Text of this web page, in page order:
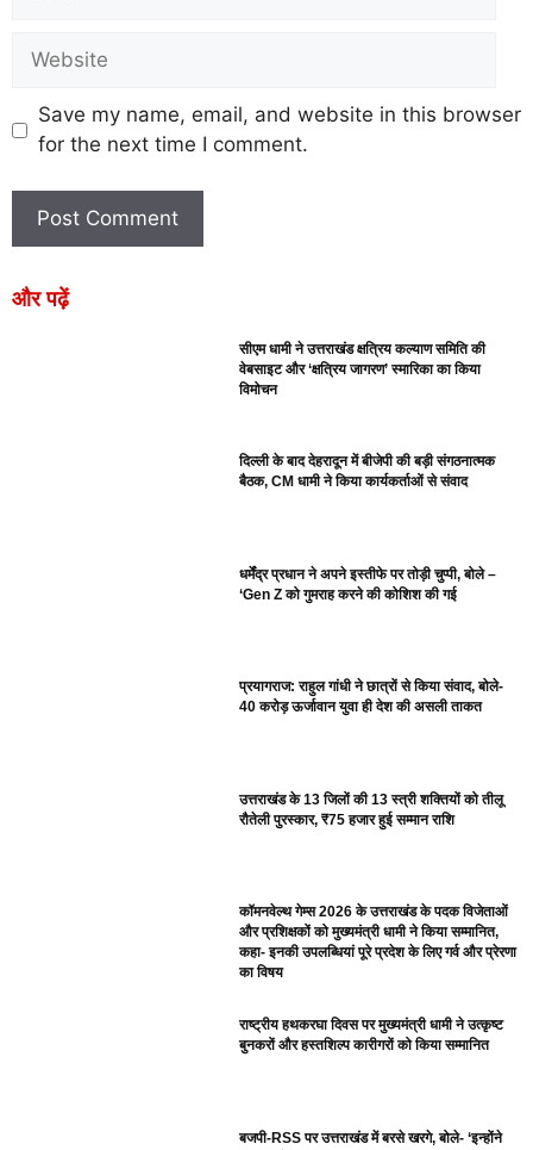
Save my name, email, and website in this browser
for the next time I comment.
और पढ़ें
सीएम धामी ने उत्तराखंड क्षत्रिय कल्याण समिति की
वेबसाइट और ‘क्षत्रिय जागरण’ स्मारिका का किया
विमोचन
दिल्ली के बाद देहरादून में बीजेपी की बड़ी संगठनात्मक
बैठक, CM धामी ने किया कार्यकर्ताओं से संवाद
धर्मेंद्र प्रधान ने अपने इस्तीफे पर तोड़ी चुप्पी, बोले –
‘Gen Z को गुमराह करने की कोशिश की गई
प्रयागराज: राहुल गांधी ने छात्रों से किया संवाद, बोले-
40 करोड़ ऊर्जावान युवा ही देश की असली ताकत
उत्तराखंड के 13 जिलों की 13 स्त्री शक्तियों को तीलू
रौतेली पुरस्कार, ₹75 हजार हुई सम्मान राशि
कॉमनवेल्थ गेम्स 2026 के उत्तराखंड के पदक विजेताओं
और प्रशिक्षकों को मुख्यमंत्री धामी ने किया सम्मानित,
कहा- इनकी उपलब्धियां पूरे प्रदेश के लिए गर्व और प्रेरणा
का विषय
राष्ट्रीय हथकरघा दिवस पर मुख्यमंत्री धामी ने उत्कृष्ट
बुनकरों और हस्तशिल्प कारीगरों को किया सम्मानित
बजपी-RSS पर उत्तराखंड में बरसे खरगे, बोले- ‘इन्होंने